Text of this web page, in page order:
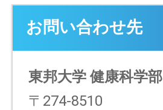
お問い合わせ先
東邦大学 健康科学部
〒274-8510